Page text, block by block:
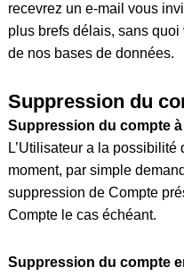
recevrez un e-mail vous
plus brefs délais, sans
de nos bases de données.
Suppression du
Suppression du compte
L’Utilisateur a la
moment, par simple
suppression de Compte
Compte le cas échéant.
Suppression du compte